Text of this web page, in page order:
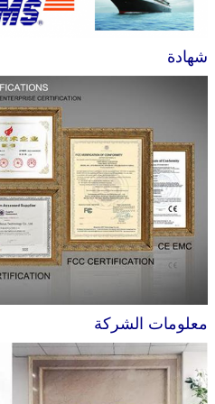
شهادة
معلومات الشركة